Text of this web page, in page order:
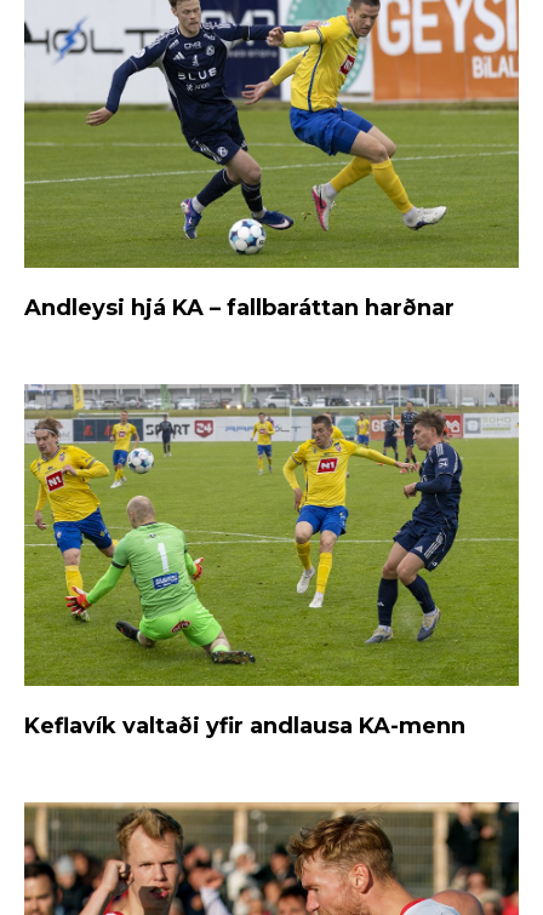
Andleysi hjá KA – fallbaráttan harðnar
Keflavík valtaði yfir andlausa KA-menn